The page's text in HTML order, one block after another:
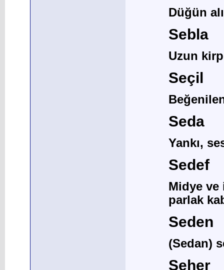
Düğün
Sebla
Uzun
Seçil
Seda
Yankı,
Sedef
Midye ve
parlak
Seden
(Sedan)
Seher